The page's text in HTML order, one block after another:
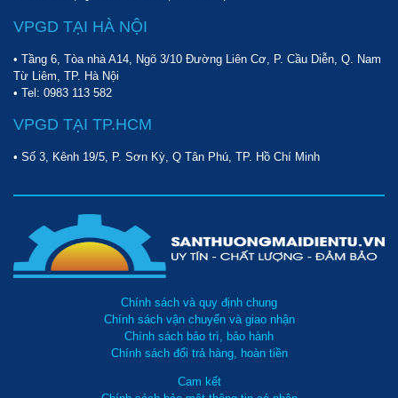
VPGD TẠI HÀ NỘI
• Tầng 6, Tòa nhà A14, Ngõ 3/10 Đường Liên Cơ, P. Cầu Diễn, Q. Nam
Từ Liêm, TP. Hà Nội
• Tel: 0983 113 582
VPGD TẠI TP.HCM
• Số 3, Kênh 19/5, P. Sơn Kỳ, Q Tân Phú, TP. Hồ Chí Minh
Chính sách và quy định chung
Chính sách vận chuyển và giao nhận
Chính sách bảo trì, bảo hành
Chính sách đổi trả hàng, hoàn tiền
Cam kết